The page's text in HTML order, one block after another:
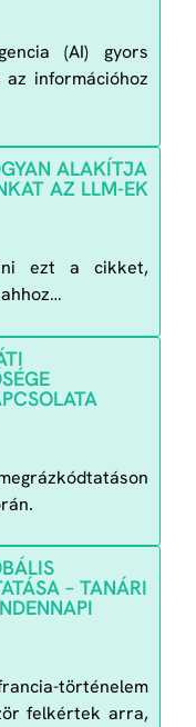
(AI) gyors
információhoz
ALAKÍTJA
AZ LLM-EK
ezt a cikket,
– TANÁRI
történelem
felkértek arra,